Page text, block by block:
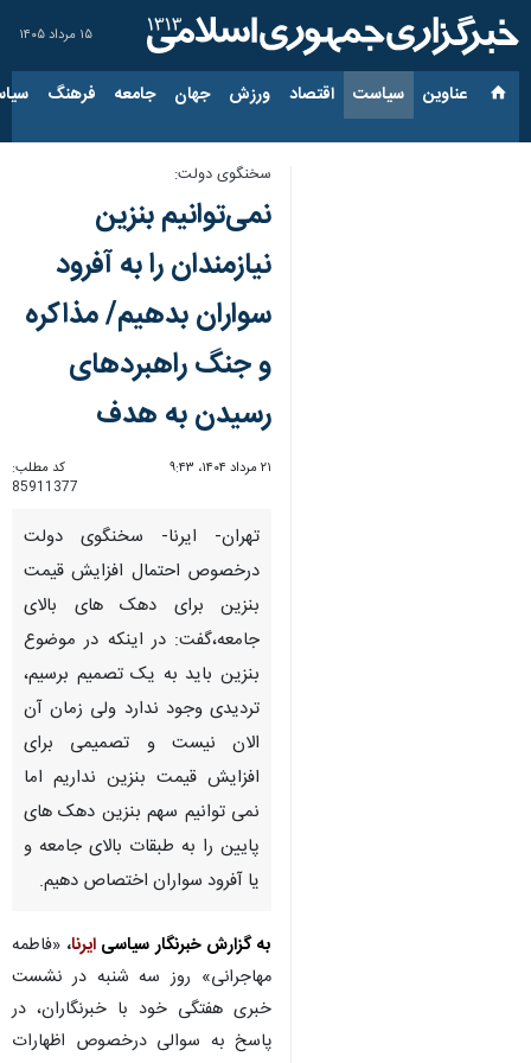
۱۵ مرداد ۱۴۰۵
عناوین‌ سیاست اقتصاد ورزش جهان جامعه فرهنگ
سخنگوی دولت:
نمی‌توانیم بنزین
نیازمندان را به آفرود
سواران بدهیم/ مذاکره
و جنگ راهبردهای
رسیدن به هدف
۲۱ مرداد ۱۴۰۴، ۹:۴۳
کد مطلب:
85911377
تهران- ایرنا- سخنگوی دولت
درخصوص احتمال افزایش قیمت
بنزین برای دهک های بالای
جامعه،گفت: در اینکه در موضوع
بنزین باید به یک تصمیم برسیم،
تردیدی وجود ندارد ولی زمان آن
الان نیست و تصمیمی برای
افزایش قیمت بنزین نداریم اما
نمی توانیم سهم بنزین دهک های
پایین را به طبقات بالای جامعه و
یا آفرود سواران اختصاص دهیم.
به گزارش خبرنگار سیاسی ایرنا، «فاطمه
مهاجرانی» روز سه شنبه در نشست
خبری هفتگی خود با خبرنگاران، در
پاسخ به سوالی درخصوص اظهارات